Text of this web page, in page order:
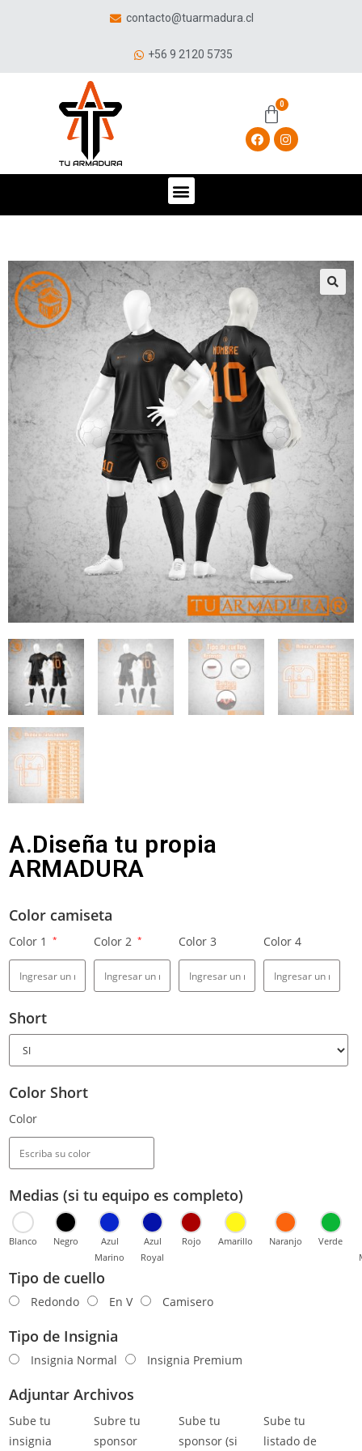
contacto@tuarmadura.cl
+56 9 2120 5735
🔍
A.Diseña tu propia
ARMADURA
Color camiseta
Color 1 * Color 2 * Color 3 Color 4
Short
Color Short
Color
Medias (si tu equipo es completo)
Blanco Negro
Azul
Marino
Azul
Royal
Rojo Amarillo Naranjo
Verde
Tipo de cuello
Redondo En V Camisero
Tipo de Insignia
Insignia Normal Insignia Premium
Adjuntar Archivos
Sube tu
insignia
Subre tu
sponsor
Sube tu
sponsor (si
Sube tu
listado de